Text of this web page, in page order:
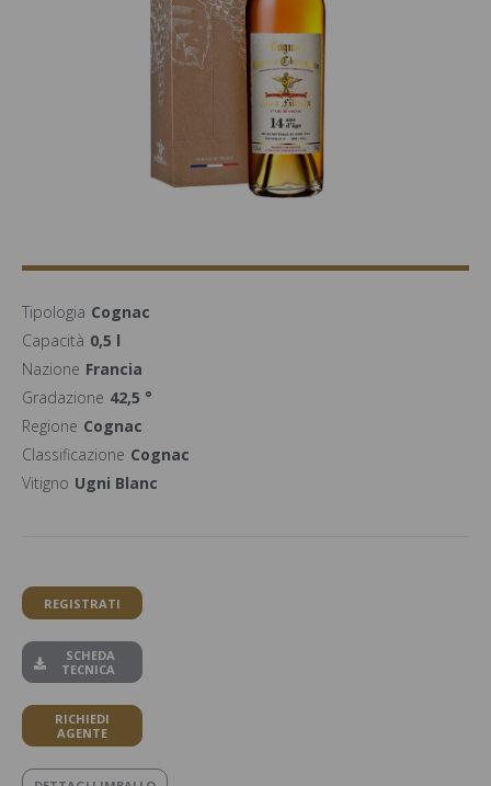
Tipologia Cognac
Capacità 0,5 l
Nazione Francia
Gradazione 42,5 °
Regione Cognac
Classificazione Cognac
Vitigno Ugni Blanc
REGISTRATI
SCHEDA
TECNICA
RICHIEDI
AGENTE